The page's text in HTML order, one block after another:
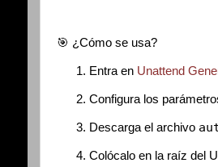
🎯 ¿Cómo se usa?
Entra en Unattend
Configura los
Descarga el archivo
Colócalo en la raíz del